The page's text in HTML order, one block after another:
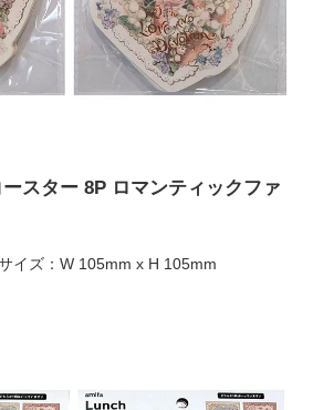
スター 8P ロマンティックファ
イズ：W 105mm x H 105mm